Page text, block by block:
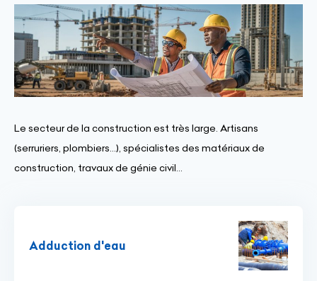
Le secteur de la construction est très large. Artisans
(serruriers, plombiers...), spécialistes des matériaux de
construction, travaux de génie civil...
Adduction d'eau